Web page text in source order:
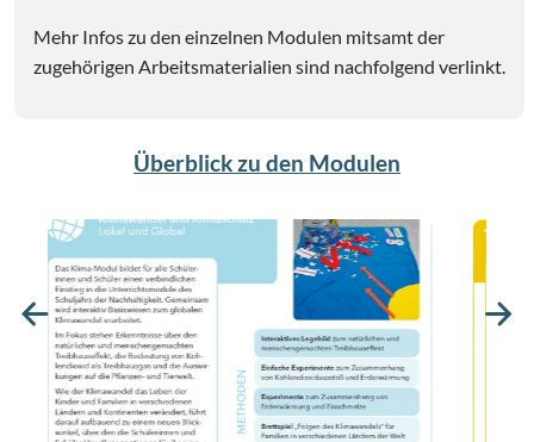
Mehr Infos zu den einzelnen Modulen mitsamt der
zugehörigen Arbeitsmaterialien sind nachfolgend verlinkt.
Überblick zu den Modulen
Zurück